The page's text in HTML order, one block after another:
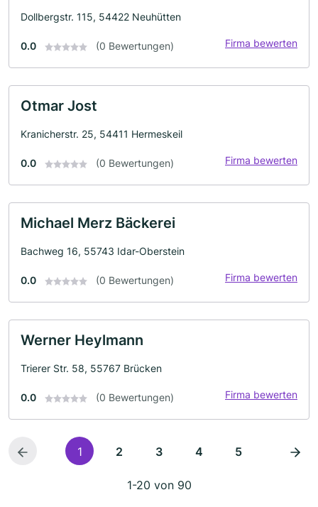
Dollbergstr. 115, 54422 Neuhütten
0.0 (0 Bewertungen) Firma bewerten
Otmar Jost
Kranicherstr. 25, 54411 Hermeskeil
0.0 (0 Bewertungen) Firma bewerten
Michael Merz Bäckerei
Bachweg 16, 55743 Idar-Oberstein
0.0 (0 Bewertungen) Firma bewerten
Werner Heylmann
Trierer Str. 58, 55767 Brücken
0.0 (0 Bewertungen) Firma bewerten
1 2 3 4 5
1-20 von 90